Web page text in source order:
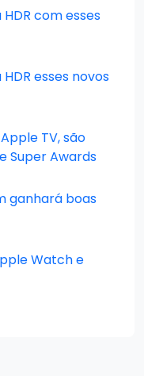
com esses
esses novos
Apple TV, são
Super Awards
ganhará boas
Watch e